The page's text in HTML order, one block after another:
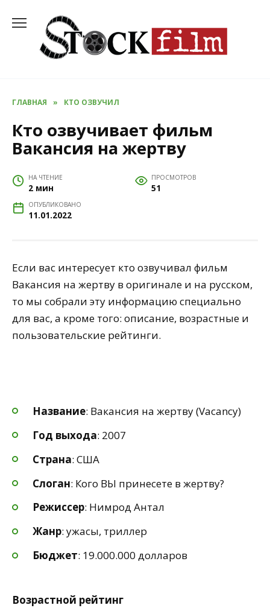
содержанию
ГЛАВНАЯ » КТО ОЗВУЧИЛ
Кто озвучивает фильм
Вакансия на жертву
НА ЧТЕНИЕ
2 мин
ПРОСМОТРОВ
51
ОПУБЛИКОВАНО
11.01.2022
Если вас интересует кто озвучивал фильм
Вакансия на жертву в оригинале и на русском,
то мы собрали эту информацию специально
для вас, а кроме того: описание, возрастные и
пользовательские рейтинги.
Название: Вакансия на жертву (Vacancy)
Год выхода: 2007
Страна: США
Слоган: Кого ВЫ принесете в жертву?
Режиссер: Нимрод Антал
Жанр: ужасы, триллер
Бюджет: 19.000.000 долларов
Возрастной рейтинг